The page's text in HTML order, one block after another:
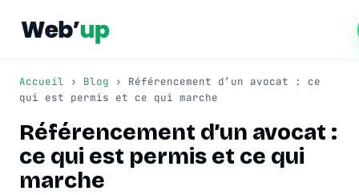
Référencement naturel
SEO local
Consultant SEO
Accueil › Blog › Référencement d’un avocat : ce
qui est permis et ce qui marche
Référencement d’un avocat :
ce qui est permis et ce qui
marche